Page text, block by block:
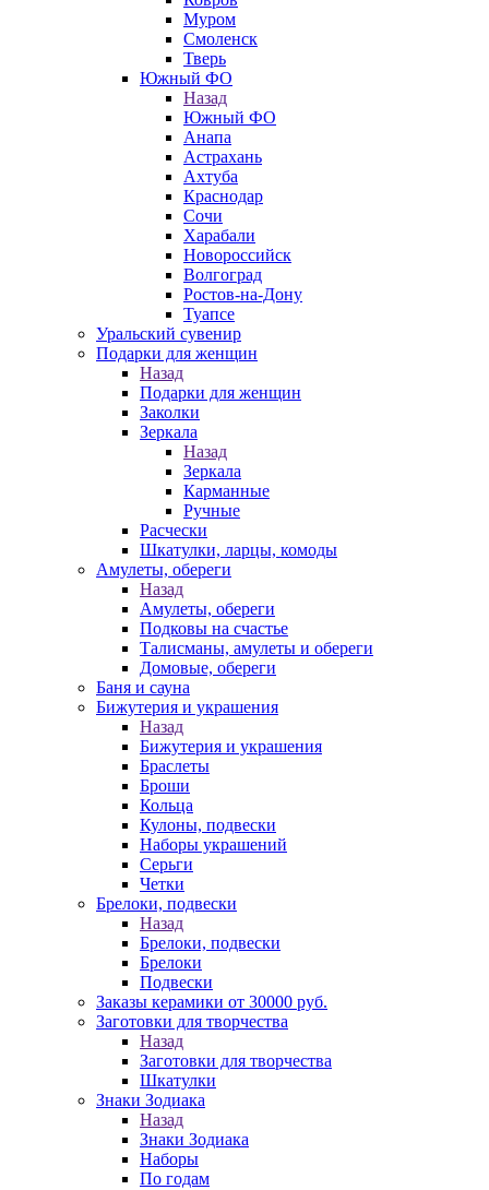
Муром
Смоленск
Тверь
Южный ФО
Назад
Южный ФО
Анапа
Астрахань
Ахтуба
Краснодар
Сочи
Харабали
Новороссийск
Волгоград
Ростов-на-Дону
Туапсе
Уральский сувенир
Подарки для женщин
Назад
Подарки для женщин
Заколки
Зеркала
Назад
Зеркала
Карманные
Ручные
Расчески
Шкатулки, ларцы, комоды
Амулеты, обереги
Назад
Амулеты, обереги
Подковы на счастье
Талисманы, амулеты и обереги
Домовые, обереги
Баня и сауна
Бижутерия и украшения
Назад
Бижутерия и украшения
Браслеты
Броши
Кольца
Кулоны, подвески
Наборы украшений
Серьги
Четки
Брелоки, подвески
Назад
Брелоки, подвески
Брелоки
Подвески
Заказы керамики от 30000 руб.
Заготовки для творчества
Назад
Заготовки для творчества
Шкатулки
Знаки Зодиака
Назад
Знаки Зодиака
Наборы
По годам